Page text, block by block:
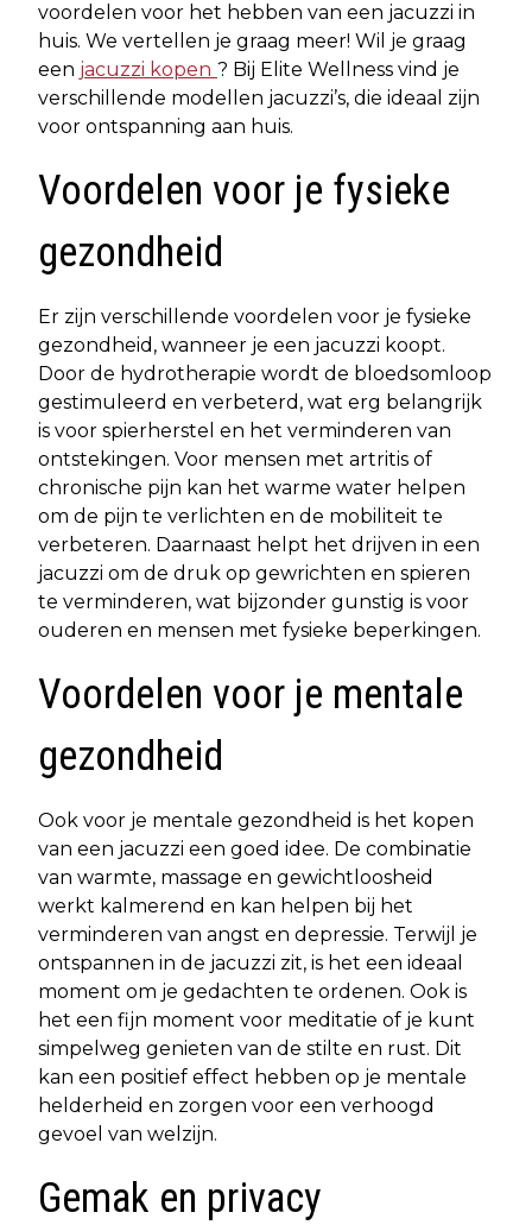
voordelen voor het hebben van een jacuzzi in
huis. We vertellen je graag meer! Wil je graag
een jacuzzi kopen ? Bij Elite Wellness vind je
verschillende modellen jacuzzi’s, die ideaal zijn
voor ontspanning aan huis.
Voordelen voor je fysieke
gezondheid
Er zijn verschillende voordelen voor je fysieke
gezondheid, wanneer je een jacuzzi koopt.
Door de hydrotherapie wordt de bloedsomloop
gestimuleerd en verbeterd, wat erg belangrijk
is voor spierherstel en het verminderen van
ontstekingen. Voor mensen met artritis of
chronische pijn kan het warme water helpen
om de pijn te verlichten en de mobiliteit te
verbeteren. Daarnaast helpt het drijven in een
jacuzzi om de druk op gewrichten en spieren
te verminderen, wat bijzonder gunstig is voor
ouderen en mensen met fysieke beperkingen.
Voordelen voor je mentale
gezondheid
Ook voor je mentale gezondheid is het kopen
van een jacuzzi een goed idee. De combinatie
van warmte, massage en gewichtloosheid
werkt kalmerend en kan helpen bij het
verminderen van angst en depressie. Terwijl je
ontspannen in de jacuzzi zit, is het een ideaal
moment om je gedachten te ordenen. Ook is
het een fijn moment voor meditatie of je kunt
simpelweg genieten van de stilte en rust. Dit
kan een positief effect hebben op je mentale
helderheid en zorgen voor een verhoogd
gevoel van welzijn.
Gemak en privacy